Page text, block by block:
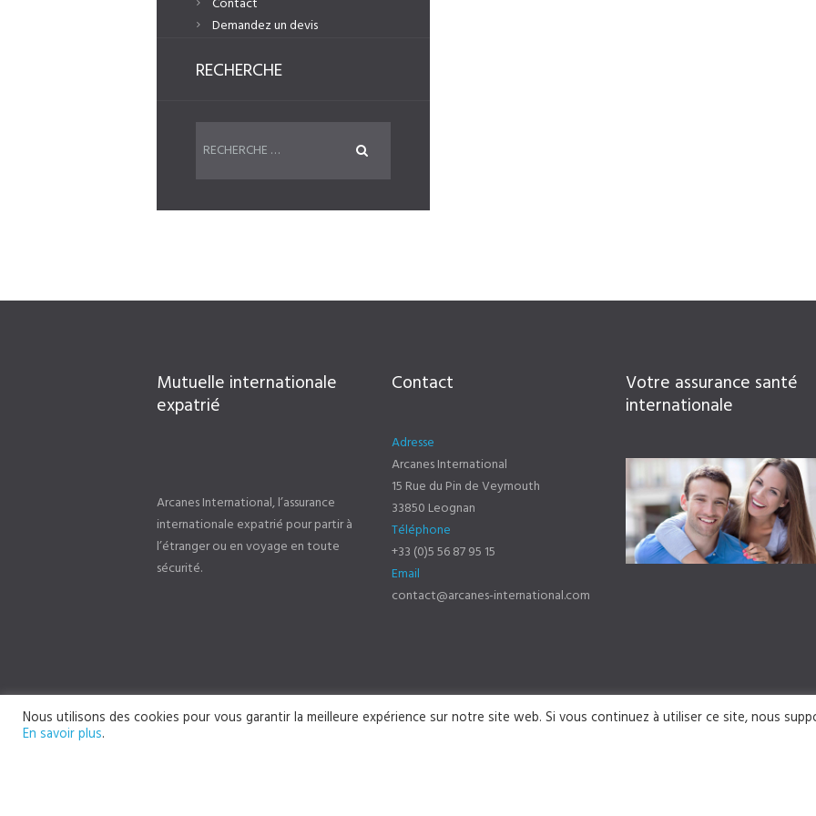
Contact
Demandez un devis
RECHERCHE
Mutuelle internationale
expatrié
Arcanes International, l’assurance
internationale expatrié pour partir à
l’étranger ou en voyage en toute
sécurité.
Contact
Adresse
Arcanes International
15 Rue du Pin de Veymouth
33850 Leognan
Téléphone
+33 (0)5 56 87 95 15
Email
contact@arcanes-international.com
Votre assurance santé
internationale
Nous utilisons des cookies pour vous garantir la meilleure expérience sur notre site web. Si vous continuez à utiliser ce site, nous
En savoir plus.